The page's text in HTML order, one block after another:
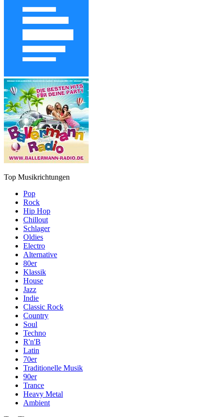
Top Musikrichtungen
Pop
Rock
Hip Hop
Chillout
Schlager
Oldies
Electro
Alternative
80er
Klassik
House
Jazz
Indie
Classic Rock
Country
Soul
Techno
R'n'B
Latin
70er
Traditionelle Musik
90er
Trance
Heavy Metal
Ambient